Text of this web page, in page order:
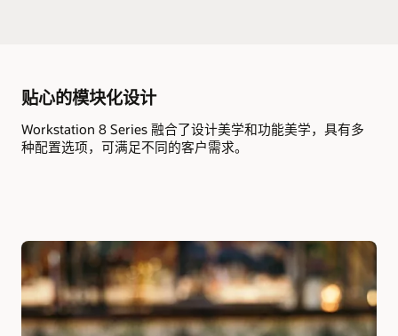
贴心的模块化设计
Workstation 8 Series 融合了设计美学和功能美学，具有多
种配置选项，可满足不同的客户需求。